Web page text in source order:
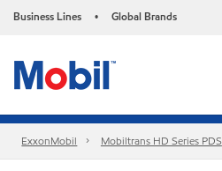
Business Lines • Global Brands
ExxonMobil Mobiltrans HD Series PDS